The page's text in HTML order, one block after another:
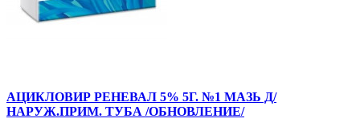
АЦИКЛОВИР РЕНЕВАЛ 5% 5Г. №1 МАЗЬ Д/
НАРУЖ.ПРИМ. ТУБА /ОБНОВЛЕНИЕ/